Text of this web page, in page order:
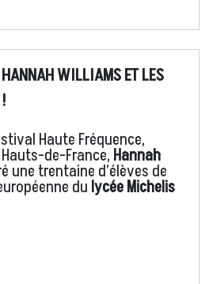
HANNAH WILLIAMS ET LES
Haute Fréquence,
de-France, Hannah
une trentaine d’élèves de
du lycée Michelis